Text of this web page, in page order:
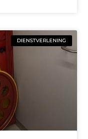
DIENSTVERLENING